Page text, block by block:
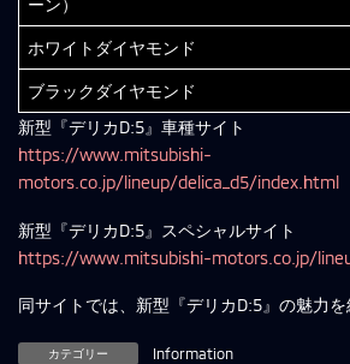
ホワイトダイヤモンド
ブラックダイヤモンド
新型『デリカD:5』車種サイト
https://www.mitsubishi-
motors.co.jp/lineup/delica_d5/index.html
新型『デリカD:5』スペシャルサイト
https://www.mitsubishi-motors.co.jp/
同サイトでは、新型『デリカD:5』の魅力を
カテゴリー Information